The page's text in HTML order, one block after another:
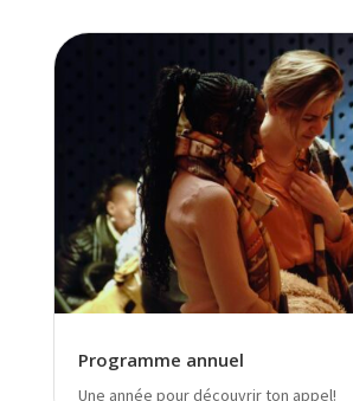
Programme annuel
Une année pour découvrir ton appel!